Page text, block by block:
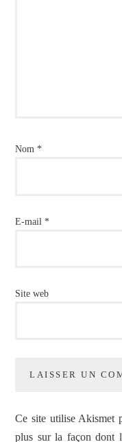
Nom*
E-mail*
Site web
Ce site utilise Akismet
plus sur la façon dont